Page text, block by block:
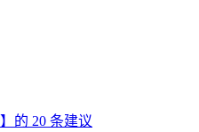
的 20 条建议